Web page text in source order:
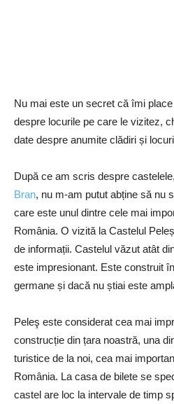
Nu mai este un secret că îmi
despre locurile pe care le vizitez,
date despre anumite clădiri și
După ce am scris despre castelele,
Bran, nu m-am putut abține să nu
care este unul dintre cele mai
România. O vizită la Castelul
de informații. Castelul văzut atât
este impresionant. Este construit
germane și dacă nu știai este
Peleş este considerat cea mai
construcție din țara noastră, una
turistice de la noi, cea mai
România. La casa de bilete se
castel are loc la intervale de timp